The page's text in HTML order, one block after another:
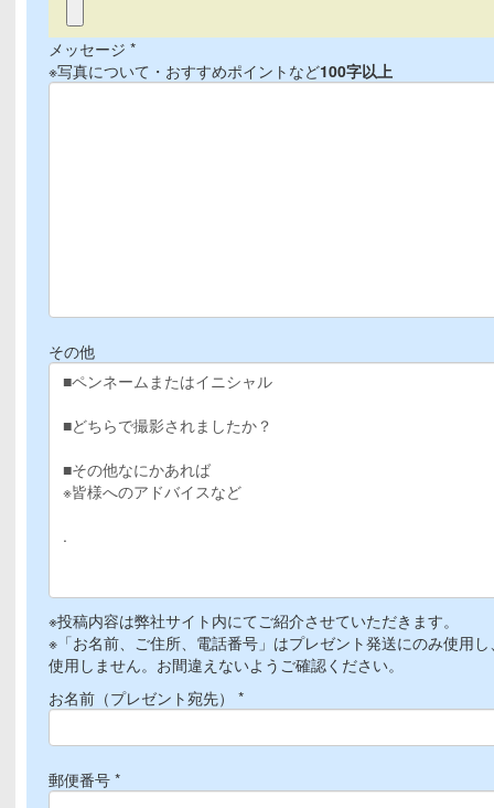
メッセージ *
※写真について・おすすめポイントなど100字以上
その他
※投稿内容は弊社サイト内にてご紹介させていただきます。
※「お名前、ご住所、電話番号」はプレゼント発送にのみ使用
使用しません。お間違えないようご確認ください。
お名前（プレゼント宛先） *
郵便番号 *